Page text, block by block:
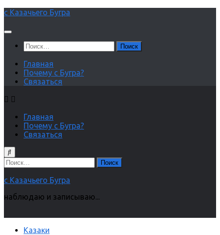
Перейти
содержимому
с Казачьего Бугра
Найти:
Главная
Почему с Бугра?
Связаться
Главная
Почему с Бугра?
Связаться
Найти:
с Казачьего Бугра
наблюдаю и записываю...
Казаки